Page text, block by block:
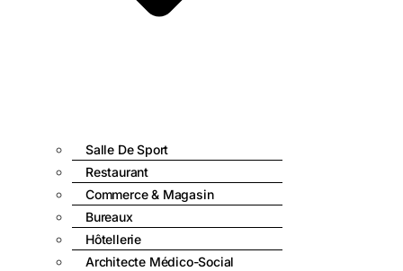
Salle De Sport
Restaurant
Commerce & Magasin
Bureaux
Hôtellerie
Architecte Médico-Social